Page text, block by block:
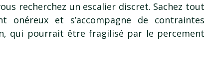
recherchez un escalier discret. Sachez tout
et s’accompagne de contraintes
qui pourrait être fragilisé par le percement